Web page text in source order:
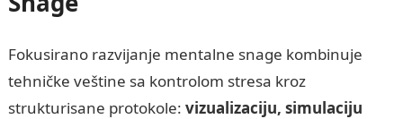
Fokusirano razvijanje mentalne snage kombinuje
tehničke veštine sa kontrolom stresa kroz
strukturisane protokole: vizualizaciju, simulaciju